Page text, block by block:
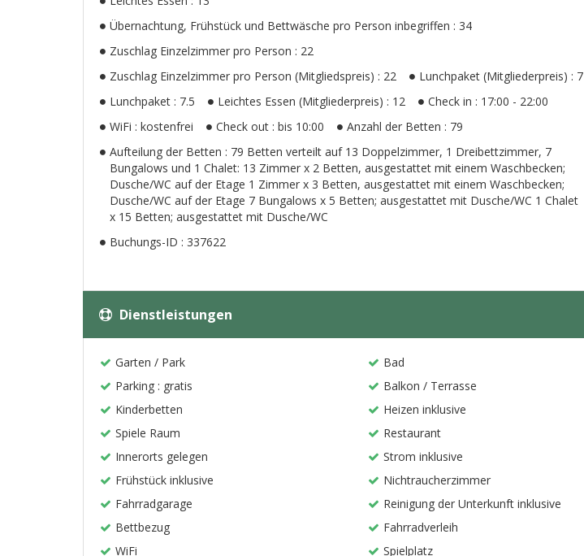
Übernachtung, Frühstück und Bettwäsche pro Person inbegriffen : 34
Zuschlag Einzelzimmer pro Person : 22
Zuschlag Einzelzimmer pro Person (Mitgliedspreis) : 22
Lunchpaket (Mitgliederpreis) : 7
Lunchpaket : 7.5
Leichtes Essen (Mitgliederpreis) : 12
Check in : 17:00 - 22:00
WiFi : kostenfrei
Check out : bis 10:00
Anzahl der Betten : 79
Aufteilung der Betten : 79 Betten verteilt auf 13 Doppelzimmer, 1 Dreibettzimmer, 7
Bungalows und 1 Chalet: 13 Zimmer x 2 Betten, ausgestattet mit einem Waschbecken;
Dusche/WC auf der Etage 1 Zimmer x 3 Betten, ausgestattet mit einem Waschbecken;
Dusche/WC auf der Etage 7 Bungalows x 5 Betten; ausgestattet mit Dusche/WC 1 Chalet
x 15 Betten; ausgestattet mit Dusche/WC
Buchungs-ID : 337622
Dienstleistungen
Garten / Park
Parking : gratis
Kinderbetten
Spiele Raum
Innerorts gelegen
Frühstück inklusive
Fahrradgarage
Bettbezug
WiFi
Bad
Balkon / Terrasse
Heizen inklusive
Restaurant
Strom inklusive
Nichtraucherzimmer
Reinigung der Unterkunft inklusive
Fahrradverleih
Spielplatz